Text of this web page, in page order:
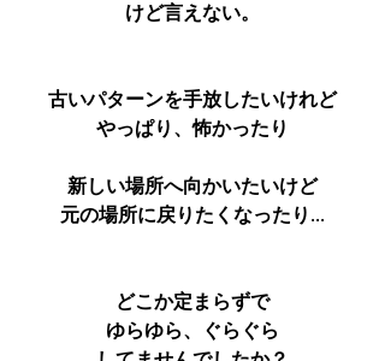
けど言えない。
古いパターンを手放したいけれど
やっぱり、怖かったり
新しい場所へ向かいたいけど
元の場所に戻りたくなったり...
どこか定まらずで
ゆらゆら、ぐらぐら